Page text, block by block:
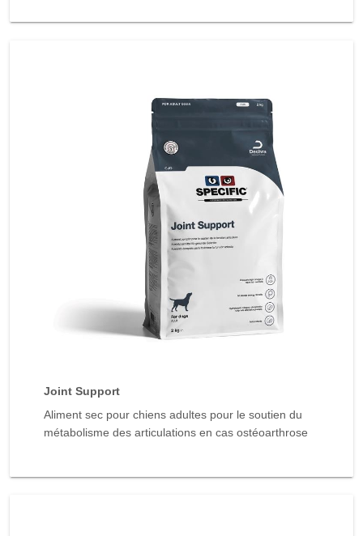
Joint Support
Aliment sec pour chiens adultes pour le soutien du
métabolisme des articulations en cas ostéoarthrose